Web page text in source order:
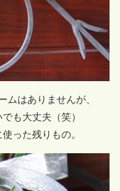
ムはありませんが、
も大丈夫（笑）
った残りもの。